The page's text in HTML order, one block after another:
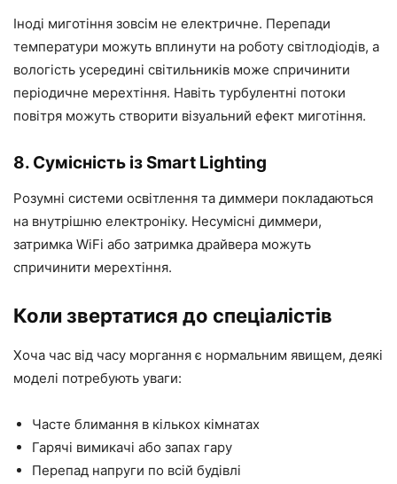
Іноді миготіння зовсім не електричне. Перепади
температури можуть вплинути на роботу світлодіодів, а
вологість усередині світильників може спричинити
періодичне мерехтіння. Навіть турбулентні потоки
повітря можуть створити візуальний ефект миготіння.
8. Сумісність із Smart Lighting
Розумні системи освітлення та диммери покладаються
на внутрішню електроніку. Несумісні диммери,
затримка WiFi або затримка драйвера можуть
спричинити мерехтіння.
Коли звертатися до спеціалістів
Хоча час від часу моргання є нормальним явищем, деякі
моделі потребують уваги:
Часте блимання в кількох кімнатах
Гарячі вимикачі або запах гару
Перепад напруги по всій будівлі